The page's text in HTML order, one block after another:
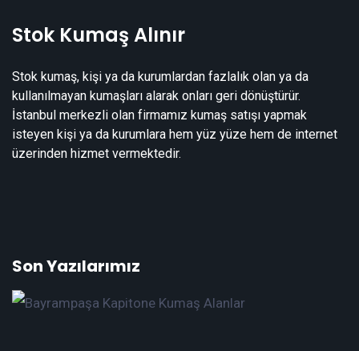
Stok Kumaş Alınır
Stok kumaş, kişi ya da kurumlardan fazlalık olan ya da
kullanılmayan kumaşları alarak onları geri dönüştürür.
İstanbul merkezli olan firmamız kumaş satışı yapmak
isteyen kişi ya da kurumlara hem yüz yüze hem de internet
üzerinden hizmet vermektedir.
Son Yazılarımız